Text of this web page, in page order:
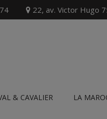
22, av. Victor Hugo
& CAVALIER LA